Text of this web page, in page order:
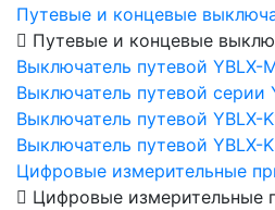
Путевые и концевые
Путевые и концевые
Выключатель путевой YBLX-
Выключатель путевой серии
Выключатель путевой YBLX-
Выключатель путевой YBLX-
Цифровые измерительные
Цифровые измерительные